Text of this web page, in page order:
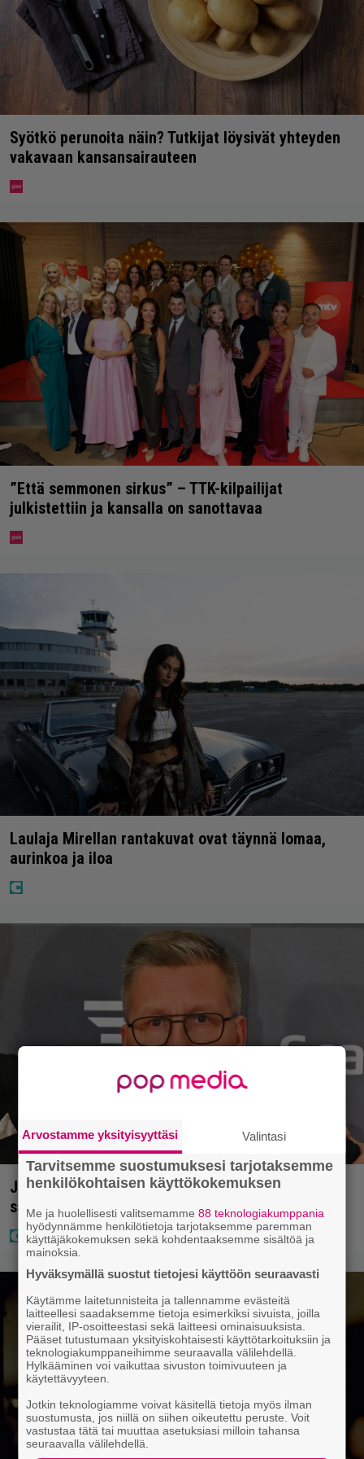
Syötkö perunoita näin? Tutkijat löysivät yhteyden
vakavaan kansansairauteen
”Että semmonen sirkus” – TTK-kilpailijat
julkistettiin ja kansalla on sanottavaa
Laulaja Mirellan rantakuvat ovat täynnä lomaa,
aurinkoa ja iloa
Jani Sieviseltä harvinainen kuva – ”Kaikki lapset
samaan aikaan”
Arvostamme yksityisyyttäsi Valintasi
Tarvitsemme suostumuksesi tarjotaksemme
henkilökohtaisen käyttökokemuksen
Me ja huolellisesti valitsemamme88 teknologiakumppania
hyödynnämme henkilötietoja tarjotaksemme paremman
käyttäjäkokemuksen sekä kohdentaaksemme sisältöä ja
mainoksia.
Hyväksymällä suostut tietojesi käyttöön seuraavasti
Käytämme laitetunnisteita ja tallennamme evästeitä
laitteellesi saadaksemme tietoja esimerkiksi sivuista, joilla
vierailit, IP-osoitteestasi sekä laitteesi ominaisuuksista.
Pääset tutustumaan yksityiskohtaisesti käyttötarkoituksiin ja
teknologiakumppaneihimme seuraavalla välilehdellä.
Hylkääminen voi vaikuttaa sivuston toimivuuteen ja
käytettävyyteen.
Jotkin teknologiamme voivat käsitellä tietoja myös ilman
suostumusta, jos niillä on siihen oikeutettu peruste. Voit
vastustaa tätä tai muuttaa asetuksiasi milloin tahansa
seuraavalla välilehdellä.